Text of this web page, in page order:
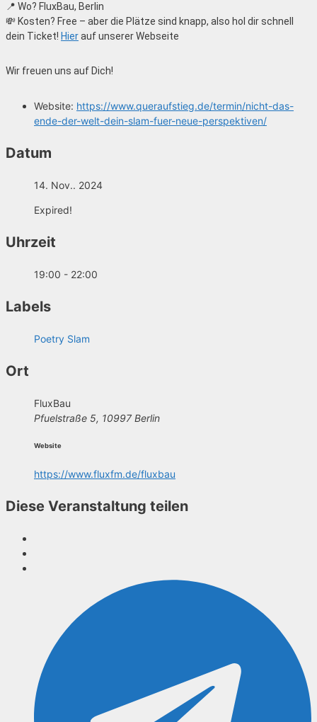
📍 Wo? FluxBau, Berlin
💸 Kosten? Free – aber die Plätze sind knapp, also hol dir schnell
dein Ticket! Hierauf unserer Webseite
Wir freuen uns auf Dich!
Website: https://www.queraufstieg.de/termin/nicht-das-
ende-der-welt-dein-slam-fuer-neue-perspektiven/
Datum
14. Nov.. 2024
Expired!
Uhrzeit
19:00 - 22:00
Labels
Poetry Slam
Ort
FluxBau
Pfuelstraße 5, 10997 Berlin
Website
https://www.fluxfm.de/fluxbau
Diese Veranstaltung teilen